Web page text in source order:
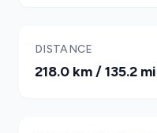
DISTANCE
218.0 km / 135.2